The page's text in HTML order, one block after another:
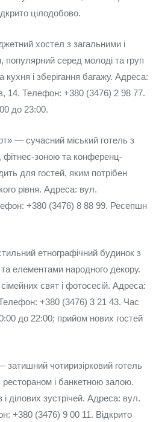
цілодобово.
хостел з загальними і
популярний серед молоді та груп
кухня і зберігання багажу. Адреса:
14. Телефон: +380 (3476) 2 98 77.
до 23:00.
— сучасний міський готель з
фітнес-зоною та конференц-
для гостей, яким потрібен
рівня. Адреса: вул.
+380 (3476) 8 88 99. Ресепшн
етнографічний будинок з
елементами народного декору.
свят і фотосесій. Адреса:
+380 (3476) 3 21 43. Час
до 22:00; прийом нових гостей
чотиризірковий готель
і банкетною залою.
ділових зустрічей. Адреса: вул.
+380 (3476) 9 00 11. Відкрито